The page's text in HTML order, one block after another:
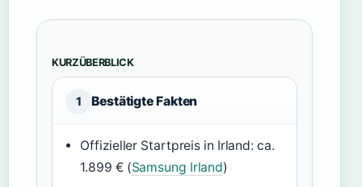
KURZÜBERBLICK
1 Bestätigte Fakten
Offizieller Startpreis in Irland: ca.
1.899 € (Samsung Irland)